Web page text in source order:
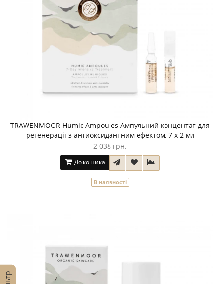
TRAWENMOOR Humic Ampoules Ампульний концентат для
регенерації з антиоксидантним ефектом, 7 x 2 мл
2 038 грн.
До кошика
В наявності